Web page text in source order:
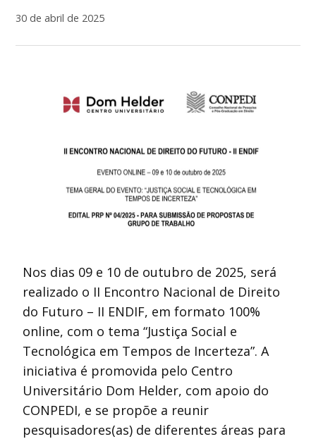
30 de abril de 2025
Nos dias 09 e 10 de outubro de 2025, será
realizado o II Encontro Nacional de Direito
do Futuro – II ENDIF, em formato 100%
online, com o tema “Justiça Social e
Tecnológica em Tempos de Incerteza”. A
iniciativa é promovida pelo Centro
Universitário Dom Helder, com apoio do
CONPEDI, e se propõe a reunir
pesquisadores(as) de diferentes áreas para